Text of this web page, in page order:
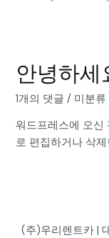
안녕하세
1개의 댓글 / 미분류
워드프레스에 오신
로 편집하거나 삭
(주)우리렌트카 |